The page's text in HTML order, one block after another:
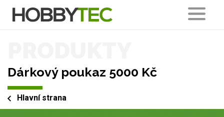
Dárkový poukaz 5000 Kč
Hlavní strana